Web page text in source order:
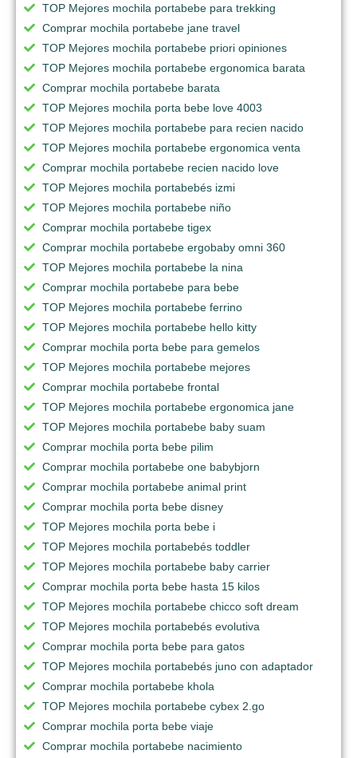
TOP Mejores mochila portabebe para trekking
Comprar mochila portabebe jane travel
TOP Mejores mochila portabebe priori opiniones
TOP Mejores mochila portabebe ergonomica barata
Comprar mochila portabebe barata
TOP Mejores mochila porta bebe love 4003
TOP Mejores mochila portabebe para recien nacido
TOP Mejores mochila portabebe ergonomica venta
Comprar mochila portabebe recien nacido love
TOP Mejores mochila portabebés izmi
TOP Mejores mochila portabebe niño
Comprar mochila portabebe tigex
Comprar mochila portabebe ergobaby omni 360
TOP Mejores mochila portabebe la nina
Comprar mochila portabebe para bebe
TOP Mejores mochila portabebe ferrino
TOP Mejores mochila portabebe hello kitty
Comprar mochila porta bebe para gemelos
TOP Mejores mochila portabebe mejores
Comprar mochila portabebe frontal
TOP Mejores mochila portabebe ergonomica jane
TOP Mejores mochila portabebe baby suam
Comprar mochila porta bebe pilim
Comprar mochila portabebe one babybjorn
Comprar mochila portabebe animal print
Comprar mochila porta bebe disney
TOP Mejores mochila porta bebe i
TOP Mejores mochila portabebés toddler
TOP Mejores mochila portabebe baby carrier
Comprar mochila porta bebe hasta 15 kilos
TOP Mejores mochila portabebe chicco soft dream
TOP Mejores mochila portabebés evolutiva
Comprar mochila porta bebe para gatos
TOP Mejores mochila portabebés juno con adaptador
Comprar mochila portabebe khola
TOP Mejores mochila portabebe cybex 2.go
Comprar mochila porta bebe viaje
Comprar mochila portabebe nacimiento